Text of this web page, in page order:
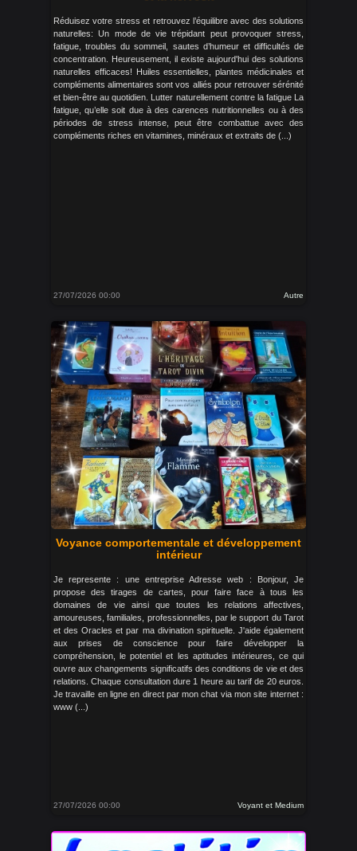
Réduisez votre stress et retrouvez l’équilibre avec des solutions
naturelles: Un mode de vie trépidant peut provoquer stress,
fatigue, troubles du sommeil, sautes d’humeur et difficultés de
concentration. Heureusement, il existe aujourd'hui des solutions
naturelles efficaces! Huiles essentielles, plantes médicinales et
compléments alimentaires sont vos alliés pour retrouver sérénité
et bien-être au quotidien. Lutter naturellement contre la fatigue La
fatigue, qu’elle soit due à des carences nutritionnelles ou à des
périodes de stress intense, peut être combattue avec des
compléments riches en vitamines, minéraux et extraits de (...)
27/07/2026 00:00 Autre
Voyance comportementale et développement
intérieur
Je represente : une entreprise Adresse web : Bonjour, Je
propose des tirages de cartes, pour faire face à tous les
domaines de vie ainsi que toutes les relations affectives,
amoureuses, familiales, professionnelles, par le support du Tarot
et des Oracles et par ma divination spirituelle. J'aide également
aux prises de conscience pour faire développer la
compréhension, le potentiel et les aptitudes intérieures, ce qui
ouvre aux changements significatifs des conditions de vie et des
relations. Chaque consultation dure 1 heure au tarif de 20 euros.
Je travaille en ligne en direct par mon chat via mon site internet :
www (...)
27/07/2026 00:00 Voyant et Medium